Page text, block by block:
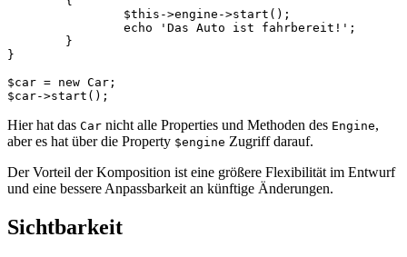
}
$car = new Car;
Hier hat das Car nicht alle Properties und Methoden des Engine,
aber es hat über die Property $engine Zugriff darauf.
Der Vorteil der Komposition ist eine größere Flexibilität im Entwurf
und eine bessere Anpassbarkeit an künftige Änderungen.
Sichtbarkeit